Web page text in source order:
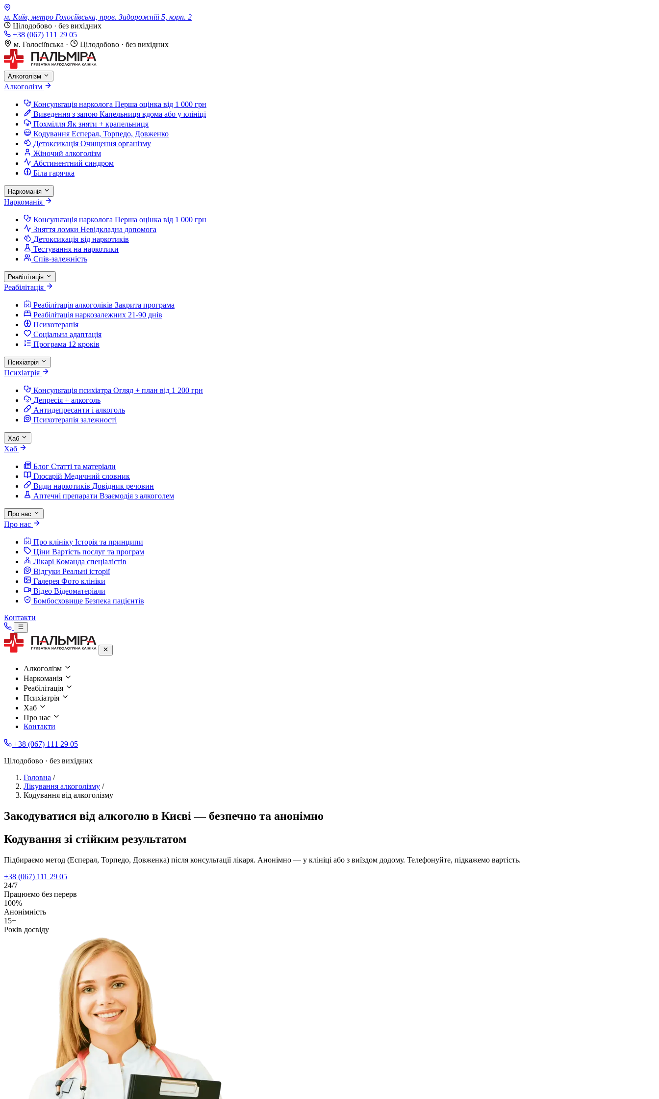
м. Київ, метро Голосіївська, пров. Задорожній 5, корп. 2
Цілодобово · без вихідних
+38 (067) 111 29 05
м. Голосіївська · Цілодобово · без вихідних
Алкоголізм
Алкоголізм
Консультація нарколога Перша оцінка від 1 000 грн
Виведення з запою Капельниця вдома або у клініці
Похмілля Як зняти + крапельниця
Кодування Есперал, Торпедо, Довженко
Детоксикація Очищення організму
Жіночий алкоголізм
Абстинентний синдром
Біла гарячка
Наркоманія
Наркоманія
Консультація нарколога Перша оцінка від 1 000 грн
Зняття ломки Невідкладна допомога
Детоксикація від наркотиків
Тестування на наркотики
Спів-залежність
Реабілітація
Реабілітація
Реабілітація алкоголіків Закрита програма
Реабілітація наркозалежних 21-90 днів
Психотерапія
Соціальна адаптація
Програма 12 кроків
Психіатрія
Психіатрія
Консультація психіатра Огляд + план від 1 200 грн
Депресія + алкоголь
Антидепресанти і алкоголь
Психотерапія залежності
Хаб
Хаб
Блог Статті та матеріали
Глосарій Медичний словник
Види наркотиків Довідник речовин
Аптечні препарати Взаємодія з алкоголем
Про нас
Про нас
Про клініку Історія та принципи
Ціни Вартість послуг та програм
Лікарі Команда спеціалістів
Відгуки Реальні історії
Галерея Фото клініки
Відео Відеоматеріали
Бомбосховище Безпека пацієнтів
Контакти
Алкоголізм
Наркоманія
Реабілітація
Психіатрія
Хаб
Про нас
Контакти
+38 (067) 111 29 05
Цілодобово · без вихідних
Головна /
Лікування алкоголізму /
Кодування від алкоголізму
Закодуватися від алкоголю в Києві — безпечно та анонімно
Кодування зі стійким результатом
Підбираємо метод (Есперал, Торпедо, Довженка) після консультації лікаря. Анонімно — у клініці або з виїздом додому. Телефонуйте, підкажемо вартість.
+38 (067) 111 29 05
24/7
Працюємо без перерв
100%
Анонімність
15+
Років досвіду